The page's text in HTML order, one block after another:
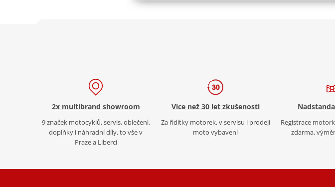
2x multibrand showroom
9 značek motocyklů, servis, oblečení,
doplňky i náhradní díly, to vše v
Praze a Liberci
Více než 30 let zkušeností
Za řídítky motorek, v servisu i prodeji
moto vybavení
Registrace
zdarma,